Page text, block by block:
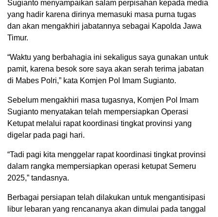
Sugianto menyampaikan salam perpisahan kepada media
yang hadir karena dirinya memasuki masa purna tugas
dan akan mengakhiri jabatannya sebagai Kapolda Jawa
Timur.
“Waktu yang berbahagia ini sekaligus saya gunakan untuk
pamit, karena besok sore saya akan serah terima jabatan
di Mabes Polri,” kata Komjen Pol Imam Sugianto.
Sebelum mengakhiri masa tugasnya, Komjen Pol Imam
Sugianto menyatakan telah mempersiapkan Operasi
Ketupat melalui rapat koordinasi tingkat provinsi yang
digelar pada pagi hari.
“Tadi pagi kita menggelar rapat koordinasi tingkat provinsi
dalam rangka mempersiapkan operasi ketupat Semeru
2025,” tandasnya.
Berbagai persiapan telah dilakukan untuk mengantisipasi
libur lebaran yang rencananya akan dimulai pada tanggal